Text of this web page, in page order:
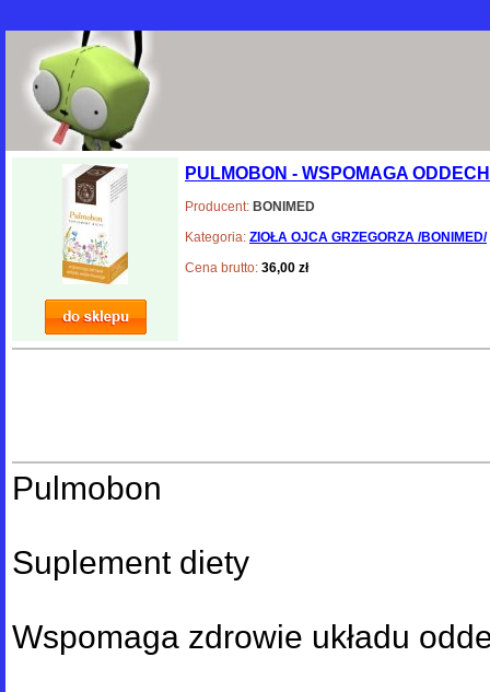
PULMOBON - WSPOMAGA
Producent: BONIMED
Kategoria: ZIOŁA OJCA GRZEGORZA /BONIMED/
Cena brutto: 36,00 zł
Pulmobon
Suplement diety
Wspomaga zdrowie układu